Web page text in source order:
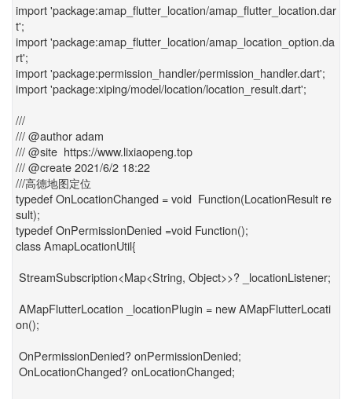
import 'package:amap_flutter_location/amap_flutter_location.dar
t';
import 'package:amap_flutter_location/amap_location_option.da
rt';
import 'package:permission_handler/permission_handler.dart';
import 'package:xiping/model/location/location_result.dart';
///
/// @author adam
/// @site https://www.lixiaopeng.top
/// @create 2021/6/2 18:22
///高德地图定位
typedef OnLocationChanged = void Function(LocationResult re
sult);
typedef OnPermissionDenied =void Function();
class AmapLocationUtil{
StreamSubscription<Map<String, Object>>? _locationListener;
AMapFlutterLocation _locationPlugin = new AMapFlutterLocati
on();
OnPermissionDenied? onPermissionDenied;
OnLocationChanged? onLocationChanged;